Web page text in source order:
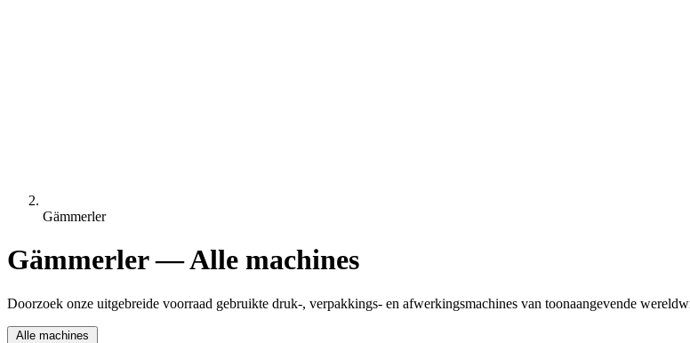
Gämmerler
Gämmerler — Alle machines
Doorzoek onze uitgebreide voorraad gebruikte druk-, verpakkings- en afwerkingsmachines van toonaangevende
Alle machines